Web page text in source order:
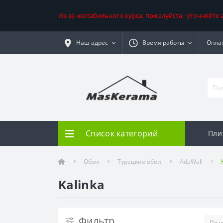
Из-за нестабильного курса, пожалуйста,
Наш адрес Время работы
Список категорий
Обои Турецкие обои AdaWall
Kalinka